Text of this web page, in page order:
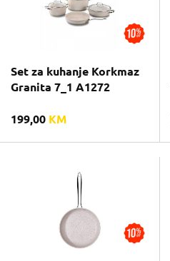
Set za kuhanje Korkmaz
Granita 7_1 A1272
199,00 KM